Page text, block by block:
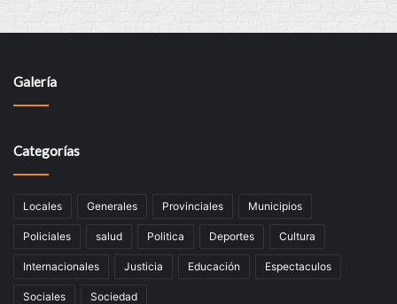
Galería
Categorías
Locales Generales Provinciales Municipios
Policiales salud Politica Deportes Cultura
Internacionales Justicia Educación Espectaculos
Sociales Sociedad